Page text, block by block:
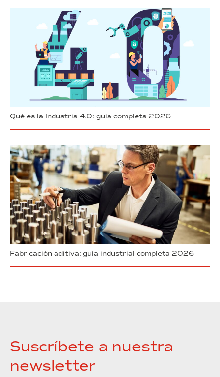
Qué es la Industria 4.0: guía completa 2026
Fabricación aditiva: guía industrial completa 2026
Suscríbete a nuestra
newsletter